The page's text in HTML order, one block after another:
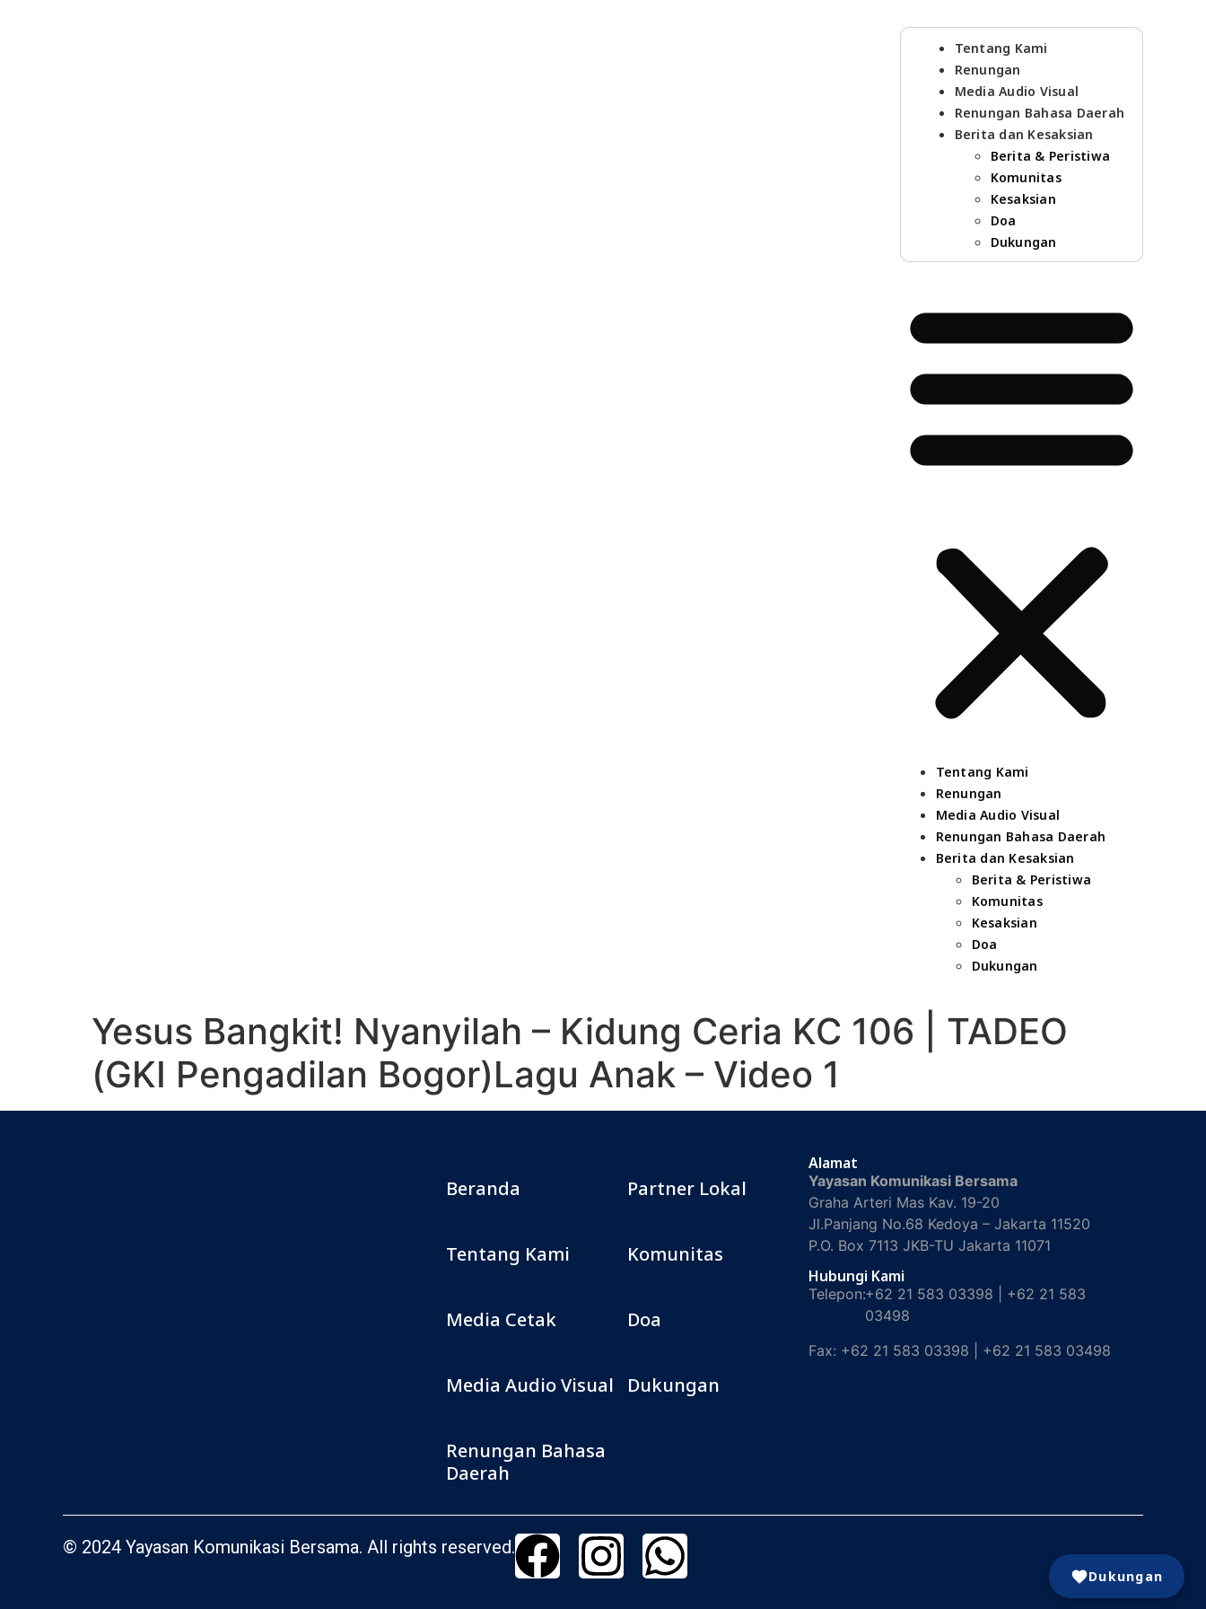
Tentang Kami
Renungan
Media Audio Visual
Renungan Bahasa Daerah
Berita dan Kesaksian
Berita & Peristiwa
Komunitas
Kesaksian
Doa
Dukungan
Tentang Kami
Renungan
Media Audio Visual
Renungan Bahasa Daerah
Berita dan Kesaksian
Berita & Peristiwa
Komunitas
Kesaksian
Doa
Dukungan
Yesus Bangkit! Nyanyilah – Kidung Ceria KC 106 | TADEO
(GKI Pengadilan Bogor)Lagu Anak – Video 1
Beranda
Tentang Kami
Media Cetak
Media Audio Visual
Renungan Bahasa
Daerah
Partner Lokal
Komunitas
Doa
Dukungan
Alamat
Yayasan Komunikasi Bersama
Graha Arteri Mas Kav. 19-20
Jl.Panjang No.68 Kedoya – Jakarta 11520
P.O. Box 7113 JKB-TU Jakarta 11071
Hubungi Kami
Telepon:+62 21 583 03398 | +62 21 583
03498
Fax: +62 21 583 03398 | +62 21 583 03498
© 2024 Yayasan Komunikasi Bersama. All rights reserved.
Dukungan